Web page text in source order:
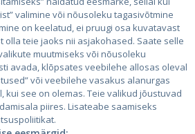
valimine või nõusoleku tagasivõtmine
on keelatud, ei pruugi osa kuvatavast
olla teie jaoks nii asjakohased. Saate selle
muutmiseks või nõusoleku
avada, klõpsates veebilehe allosas oleval
või veebilehe vasakus alanurgas
kui see on olemas. Teie valikud jõustuvad
piires. Lisateabe saamiseks